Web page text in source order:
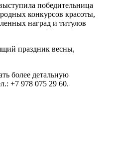
победительница
конкурсов красоты,
наград и титулов
праздник весны,
более детальную
+7 978 075 29 60.